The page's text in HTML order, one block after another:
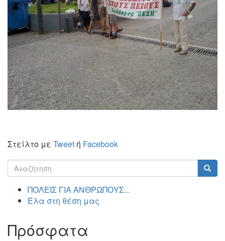
Στείλτο με Tweet ή Facebook
Φόρμα
αναζήτησης
ΠΟΛΕΙΣ ΓΙΑ ΑΝΘΡΩΠΟΥΣ...
Έλα στη θέση μας
Πρόσφατα